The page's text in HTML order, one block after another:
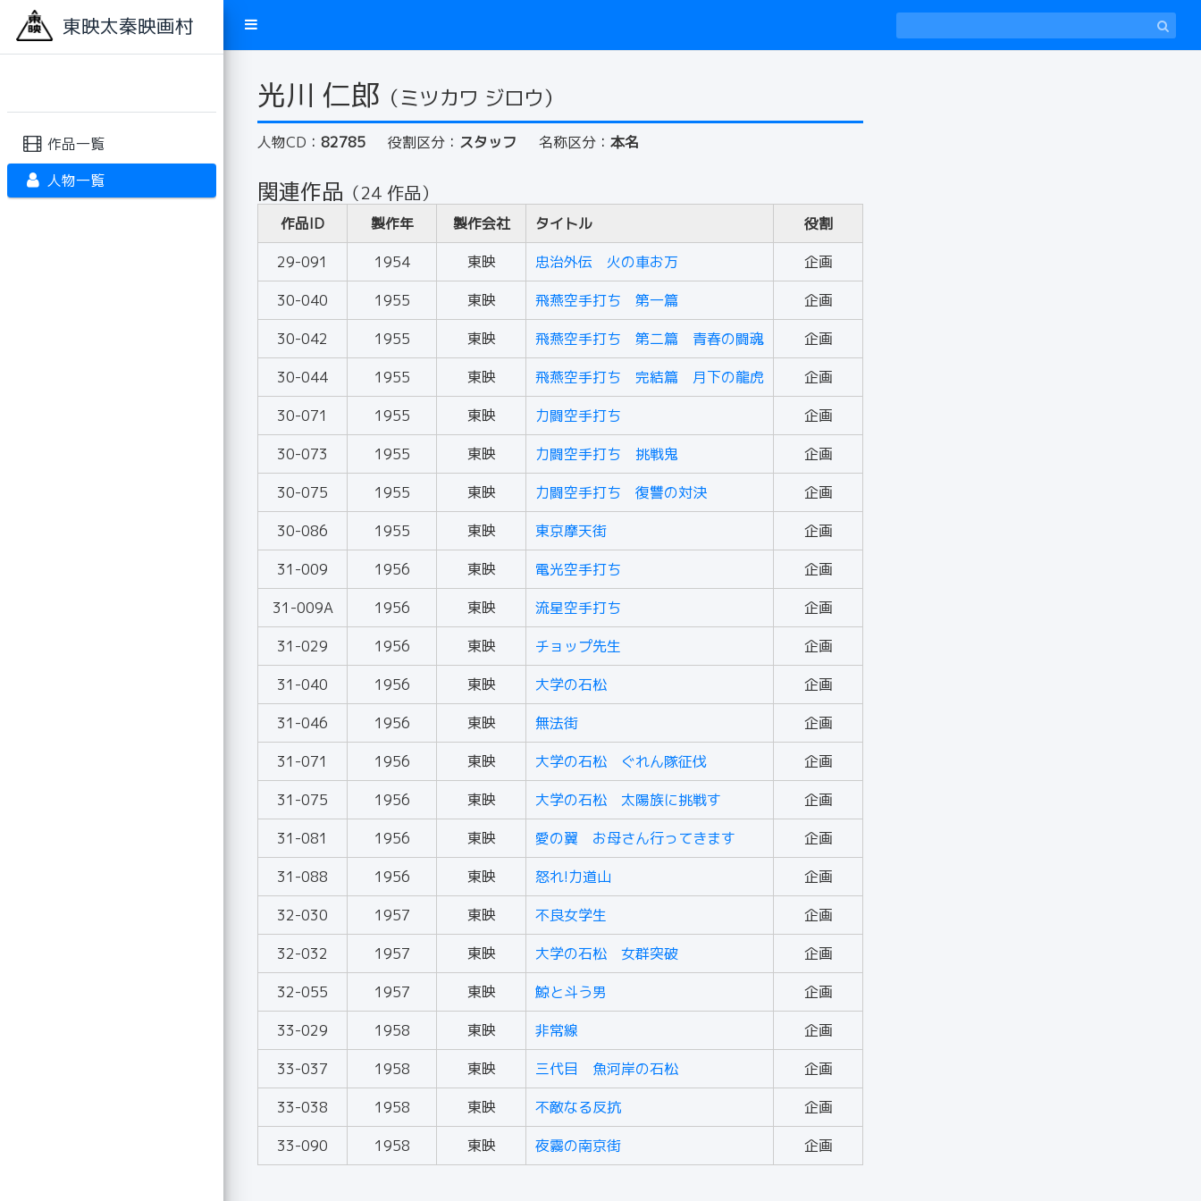
東映太秦映画村
作品一覧
人物一覧
光川 仁郎 （ミツカワ ジロウ）
人物CD： 82785 役割区分： スタッフ 名称区分： 本名
関連作品 （24 作品）
作品ID 製作年 製作会社 タイトル
役割
29-091
1954 東映 忠治外伝 火の車お万
企画
30-040
1955 東映 飛燕空手打ち 第一篇
企画
30-042
1955 東映 飛燕空手打ち 第二篇 青春の闘魂
企画
30-044
1955 東映 飛燕空手打ち 完結篇 月下の龍虎
企画
30-071
1955 東映 力闘空手打ち
企画
30-073
1955 東映 力闘空手打ち 挑戦鬼
企画
30-075
1955 東映 力闘空手打ち 復讐の対決
企画
30-086
1955 東映 東京摩天街
企画
31-009
1956 東映 電光空手打ち
企画
31-009A
1956 東映 流星空手打ち
企画
31-029
1956 東映 チョップ先生
企画
31-040
1956 東映 大学の石松
企画
31-046
1956 東映 無法街
企画
31-071
1956 東映 大学の石松 ぐれん隊征伐
企画
31-075
1956 東映 大学の石松 太陽族に挑戦す
企画
31-081
1956 東映 愛の翼 お母さん行ってきます
企画
31-088
1956 東映 怒れ!力道山
企画
32-030
1957 東映 不良女学生
企画
32-032
1957 東映 大学の石松 女群突破
企画
32-055
1957 東映 鯨と斗う男
企画
33-029
1958 東映 非常線
企画
33-037
1958 東映 三代目 魚河岸の石松
企画
33-038
1958 東映 不敵なる反抗
企画
33-090
1958 東映 夜霧の南京街 企画